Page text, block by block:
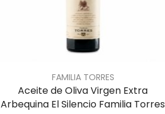
FAMILIA TORRES
Aceite de Oliva Virgen Extra
Arbequina El Silencio Familia Torres